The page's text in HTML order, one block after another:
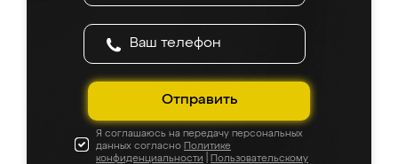
Отправить
Я соглашаюсь на передачу персональных
данных согласно Политике
конфиденциальности
Пользовательскому